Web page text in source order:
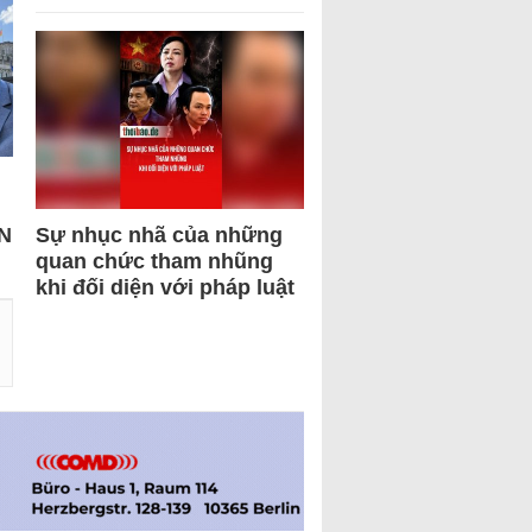
Sự nhục nhã của những
quan chức tham nhũng
khi đối diện với pháp luật